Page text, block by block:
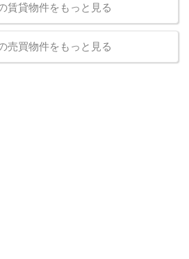
賃貸物件をもっと見る
売買物件をもっと見る